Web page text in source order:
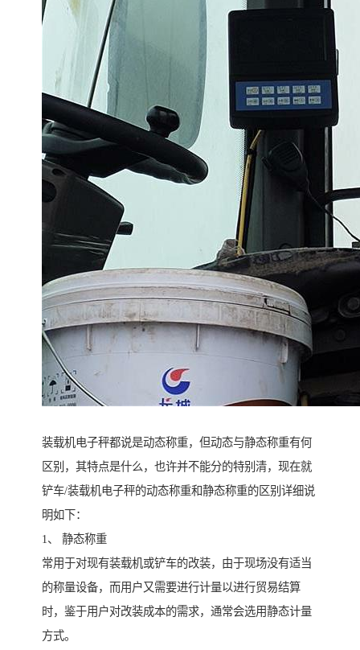
装载机电子秤都说是动态称重，但动态与静态称重有何
区别，其特点是什么，也许并不能分的特别清，现在就
铲车/装载机电子秤的动态称重和静态称重的区别详细说
明如下：
1、 静态称重
常用于对现有装载机或铲车的改装，由于现场没有适当
的称量设备，而用户又需要进行计量以进行贸易结算
时，鉴于用户对改装成本的需求，通常会选用静态计量
方式。